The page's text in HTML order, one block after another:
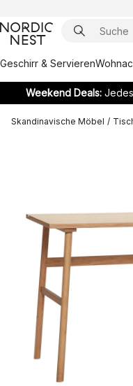
Geschirr & Servieren
Weekend Deals:Jedes
Skandinavische Möbel /